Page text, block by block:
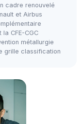
cadre renouvelé
et Airbus
CFE-CGC
métallurgie
grille classification